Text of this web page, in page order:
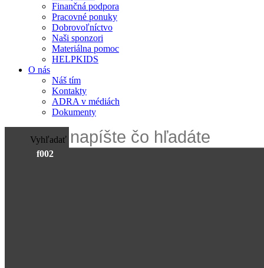
Finančná podpora
Pracovné ponuky
Dobrovoľníctvo
Naši sponzori
Materiálna pomoc
HELPKIDS
O nás
Náš tím
Kontakty
ADRA v médiách
Dokumenty
Vyhľadať